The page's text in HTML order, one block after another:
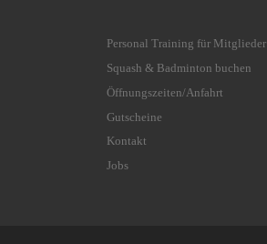
Personal Training für Mitglieder
Squash & Badminton buchen
Öffnungszeiten/Anfahrt
Gutscheine
Kontakt
Jobs